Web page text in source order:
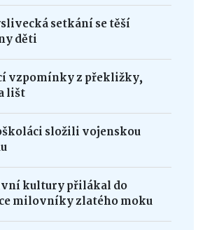
setkání se těší
děti
vzpomínky z překližky,
lišt
složili vojenskou
kultury přilákal do
milovníky zlatého moku